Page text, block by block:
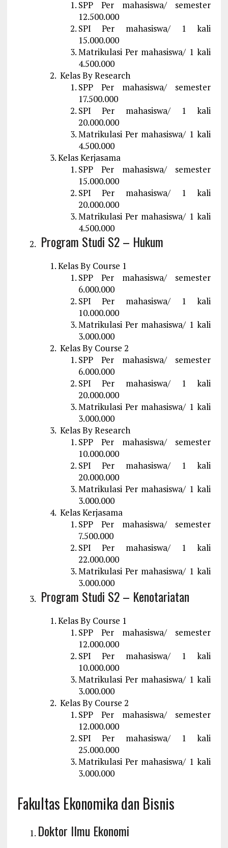
SPP Per mahasiswa/ semester
12.500.000
SPI Per mahasiswa/ 1 kali
15.000.000
Matrikulasi Per mahasiswa/ 1 kali
4.500.000
Kelas By Research
SPP Per mahasiswa/ semester
17.500.000
SPI Per mahasiswa/ 1 kali
20.000.000
Matrikulasi Per mahasiswa/ 1 kali
4.500.000
Kelas Kerjasama
SPP Per mahasiswa/ semester
15.000.000
SPI Per mahasiswa/ 1 kali
20.000.000
Matrikulasi Per mahasiswa/ 1 kali
4.500.000
Program Studi S2 – Hukum
Kelas By Course 1
SPP Per mahasiswa/ semester
6.000.000
SPI Per mahasiswa/ 1 kali
10.000.000
Matrikulasi Per mahasiswa/ 1 kali
3.000.000
Kelas By Course 2
SPP Per mahasiswa/ semester
6.000.000
SPI Per mahasiswa/ 1 kali
20.000.000
Matrikulasi Per mahasiswa/ 1 kali
3.000.000
Kelas By Research
SPP Per mahasiswa/ semester
10.000.000
SPI Per mahasiswa/ 1 kali
20.000.000
Matrikulasi Per mahasiswa/ 1 kali
3.000.000
Kelas Kerjasama
SPP Per mahasiswa/ semester
7.500.000
SPI Per mahasiswa/ 1 kali
22.000.000
Matrikulasi Per mahasiswa/ 1 kali
3.000.000
Program Studi S2 – Kenotariatan
Kelas By Course 1
SPP Per mahasiswa/ semester
12.000.000
SPI Per mahasiswa/ 1 kali
10.000.000
Matrikulasi Per mahasiswa/ 1 kali
3.000.000
Kelas By Course 2
SPP Per mahasiswa/ semester
12.000.000
SPI Per mahasiswa/ 1 kali
25.000.000
Matrikulasi Per mahasiswa/ 1 kali
3.000.000
Fakultas Ekonomika dan Bisnis
Doktor Ilmu Ekonomi